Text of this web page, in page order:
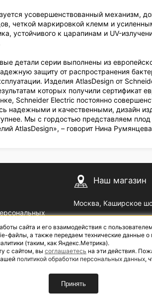
усовершенствованный механизм,
четкой маркировкой клемм и
устойчивого к царапинам и UV-
детали серии выполнены из
защиту от распространения
Изделия AtlasDesign от
которых получили сертификат
Schneider Electric постоянно
надежными и качественными, дизайн
Мы с гордостью представляем
AtlasDesign», – говорит Нина
Наш магазин
Москва, Каширское
Сб с 10 до 17 |
сайта и его взаимодействия с
файлы, а также передаем технические данные о
(таким, как Яндекс.Метрика).
с сайтом, вы соглашаетесь на эти действия.
политикой обработки персональных данных,
Принять